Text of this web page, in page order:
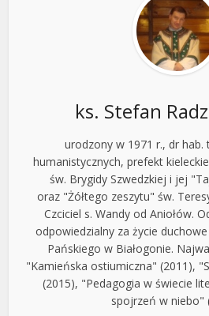
ks. Stefan
urodzony w 1971 r., dr hab.
humanistycznych, prefekt
św. Brygidy Szwedzkiej i jej
oraz "Żółtego zeszytu" św.
Czciciel s. Wandy od Aniołów.
odpowiedzialny za życie
Pańskiego w Białogonie.
"Kamieńska ostiumiczna" (2011),
(2015), "Pedagogia w świecie
spojrzeń w niebo"